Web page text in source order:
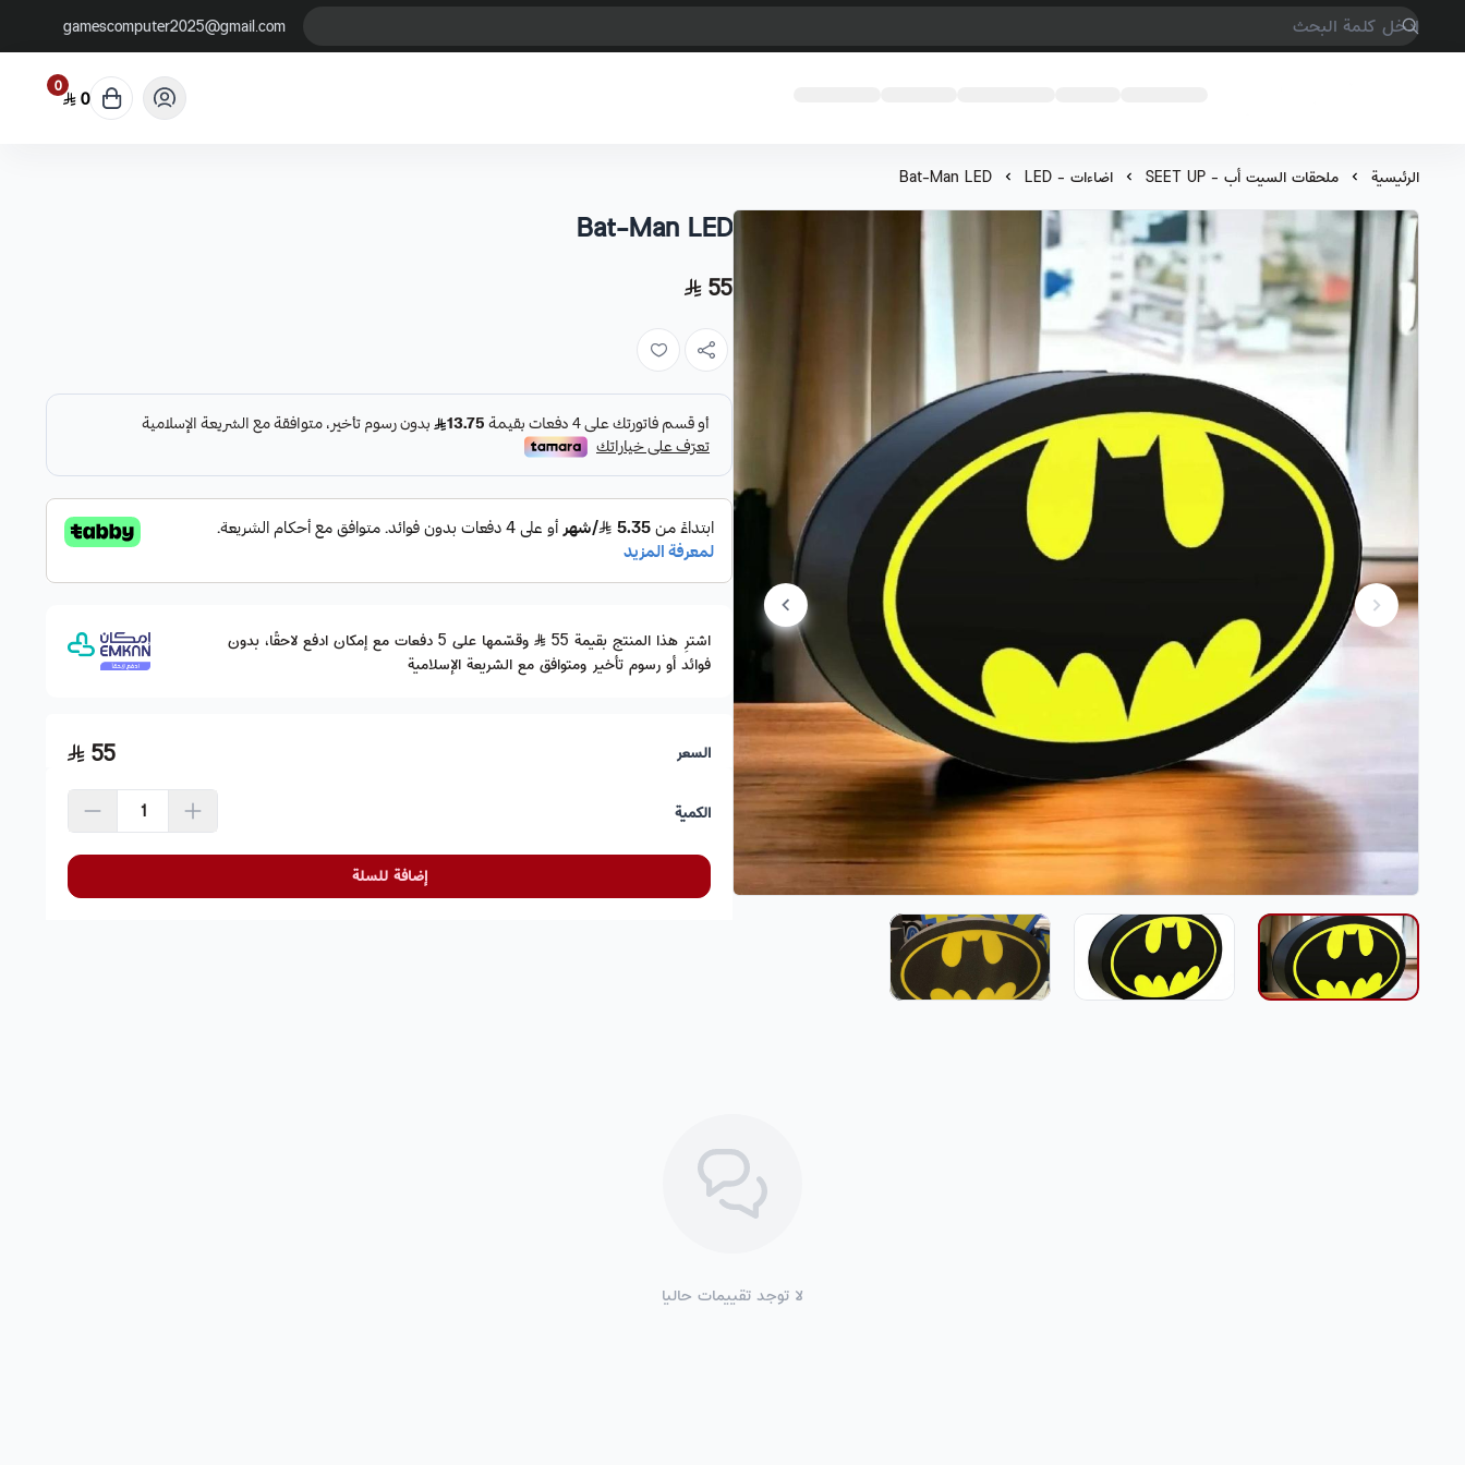
gamescomputer2025@gmail.com
0 0
الرئيسية ملحقات السيت أب - SEET UP اضاءات - LED Bat-Man LED
Bat-Man LED
55
اشترِ هذا المنتج بقيمة 55
وقسّمها على 5 دفعات مع إمكان ادفع لاحقًا، بدون
فوائد أو رسوم تأخير ومتوافق مع الشريعة الإسلامية
السعر 55
الكمية
إضافة للسلة
لا توجد تقييمات حاليا